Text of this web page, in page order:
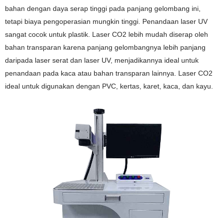
bahan dengan daya serap tinggi pada panjang gelombang ini,
tetapi biaya pengoperasian mungkin tinggi. Penandaan laser UV
sangat cocok untuk plastik. Laser CO2 lebih mudah diserap oleh
bahan transparan karena panjang gelombangnya lebih panjang
daripada laser serat dan laser UV, menjadikannya ideal untuk
penandaan pada kaca atau bahan transparan lainnya. Laser CO2
ideal untuk digunakan dengan PVC, kertas, karet, kaca, dan kayu.